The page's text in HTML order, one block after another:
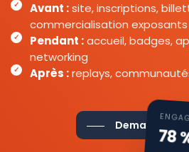
Avant :site, inscriptions,
commercialisation exposants
Pendant :accueil, badges,
networking
Après :replays,
Demander78